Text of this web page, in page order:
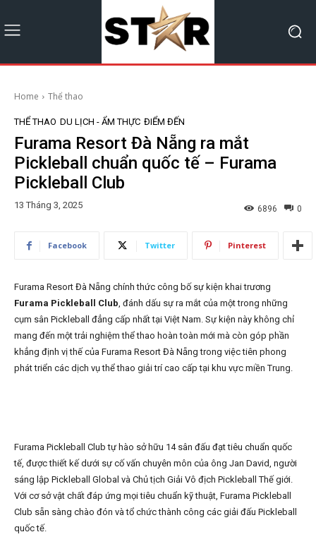
Home Thể thao
THỂ THAO DU LỊCH - ẨM THỰC ĐIỂM ĐẾN
Furama Resort Đà Nẵng ra mắt
Pickleball chuẩn quốc tế – Furama
Pickleball Club
13 Tháng 3, 2025 0
6896
Facebook Twitter Pinterest
Furama Resort Đà Nẵng chính thức công bố sự kiện khai trương
Furama Pickleball Club, đánh dấu sự ra mắt của một trong những
cụm sân Pickleball đẳng cấp nhất tại Việt Nam. Sự kiện này không chỉ
mang đến một trải nghiệm thể thao hoàn toàn mới mà còn góp phần
khẳng định vị thế của Furama Resort Đà Nẵng trong việc tiên phong
phát triển các dịch vụ thể thao giải trí cao cấp tại khu vực miền Trung.
Furama Pickleball Club tự hào sở hữu 14 sân đấu đạt tiêu chuẩn quốc
tế, được thiết kế dưới sự cố vấn chuyên môn của ông Jan David, người
sáng lập Pickleball Global và Chủ tịch Giải Vô địch Pickleball Thế giới.
Với cơ sở vật chất đáp ứng mọi tiêu chuẩn kỹ thuật, Furama Pickleball
Club sẵn sàng chào đón và tổ chức thành công các giải đấu Pickleball
quốc tế.